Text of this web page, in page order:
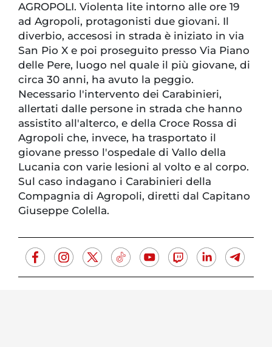
AGROPOLI. Violenta lite intorno alle ore 19
ad Agropoli, protagonisti due giovani. Il
diverbio, accesosi in strada è iniziato in via
San Pio X e poi proseguito presso Via Piano
delle Pere, luogo nel quale il più giovane, di
circa 30 anni, ha avuto la peggio.
Necessario l'intervento dei Carabinieri,
allertati dalle persone in strada che hanno
assistito all'alterco, e della Croce Rossa di
Agropoli che, invece, ha trasportato il
giovane presso l'ospedale di Vallo della
Lucania con varie lesioni al volto e al corpo.
Sul caso indagano i Carabinieri della
Compagnia di Agropoli, diretti dal Capitano
Giuseppe Colella.